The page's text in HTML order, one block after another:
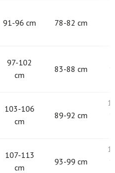
91-96 cm 78-82 cm
97-102
cm
83-88 cm
103-106
cm
89-92 cm
107-113
cm
93-99 cm